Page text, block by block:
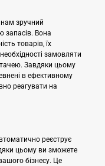
зручний
запасів. Вона
товарів, їх
замовляти
Завдяки цьому
в ефективному
реагувати на
реєструє
цьому ви зможете
бізнесу. Це